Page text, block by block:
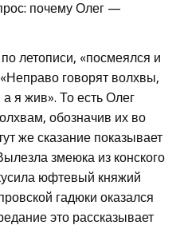
почему Олег —
летописи, «посмеялся и
говорят волхвы,
я жив». То есть Олег
обозначив их во
же сказание показывает
змеюка из конского
юфтевый княжий
гадюки оказался
это рассказывает